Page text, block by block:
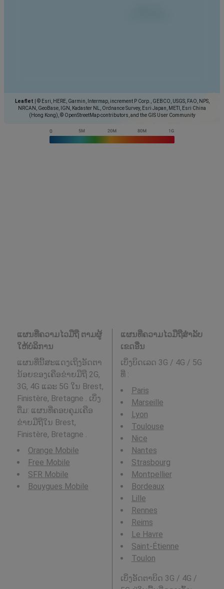
Leaflet
© Esri, HERE, Garmin, Intermap, increment P Corp., GEBCO, USGS, FAO, NPS,
NRCAN, GeoBase, IGN, Kadaster NL, Ordnance Survey, Esri Japan, METI, Esri China
(Hong Kong), © OpenStreetMap contributors, and the GIS User Community
ແຜນທີ່ຄວາມໄວມືຖື ຕາມຜູ້
ໃຫ້ບໍລິການ
ແຜນທີ່ນີ້ສະແດງເຖິງອັດຕາ
ນ້ອຍຂອງເຄືອຂ່າຍມືຖື 2G,
3G, 4G ແລະ 5G ໃນ Brest,
Finistère, Bretagne . ເບິ່ງ
ຕື່ມ: ແຜນທີ່ຄອບຄຸມເຄືອ
ຂ່າຍມືຖືໃນ Brest,
Finistère, Bretagne .
Orange Mobile
Free Mobile
SFR Mobile
Bouygues Mobile
ແຜນທີ່ຄວາມໄວມືຖືສໍາລັບ
ເຂດອື່ນ
ເບິ່ງບິດເລດ 3G / 4G / 5G
ທີ່ :
Paris
Marseille
Lyon
Toulouse
Nice
Nantes
Strasbourg
Montpellier
Bordeaux
Lille
Rennes
Reims
Le Havre
Saint-Étienne
Toulon
ເບິ່ງອັດຕາບິດ 3G / 4G /